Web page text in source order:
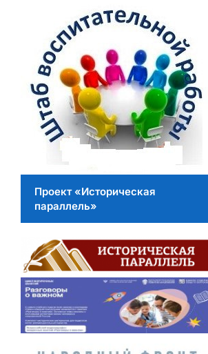
Проект «Историческая
параллель»